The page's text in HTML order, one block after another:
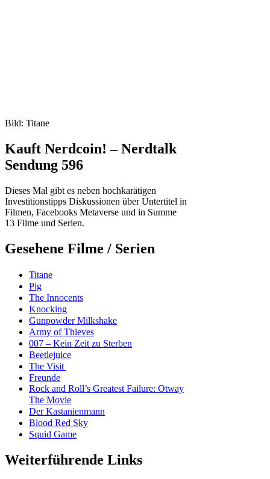
Bild: Titane
Kauft Nerdcoin! – Nerdtalk
Sendung 596
Dieses Mal gibt es neben hochkarätigen
Investitionstipps Diskussionen über Untertitel in
Filmen, Facebooks Metaverse und in Summe
13 Filme und Serien.
Gesehene Filme / Serien
Titane
Pig
The Innocents
Knocking
Gunpowder Milkshake
Army of Thieves
007 – Kein Zeit zu Sterben
Beetlejuice
The Visit
Freunde
Rock and Roll’s Greatest Failure: Otway
The Movie
Der Kastanienmann
Blood Red Sky
Squid Game
Weiterführende Links